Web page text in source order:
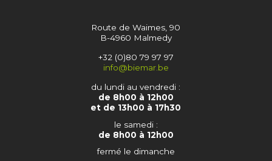
Route de Waimes, 90
B-4960 Malmedy
+32 (0)80 79 97 97
info@biemar.be
du lundi au vendredi :
de 8h00 à 12h00
et de 13h00 à 17h30
le samedi :
de 8h00 à 12h00
fermé le dimanche